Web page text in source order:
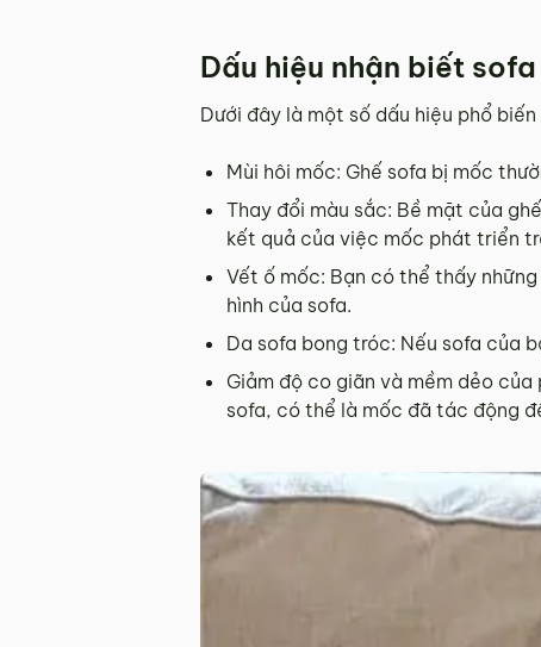
Dấu hiệu nhận biết
Dưới đây là một số dấu hiệu phổ
Mùi hôi mốc: Ghế sofa bị mốc
Thay đổi màu sắc: Bề mặt của
kết quả của việc mốc phát triển
Vết ố mốc: Bạn có thể thấy
hình của sofa.
Da sofa bong tróc: Nếu sofa của
Giảm độ co giãn và mềm dẻo
sofa, có thể là mốc đã tác động